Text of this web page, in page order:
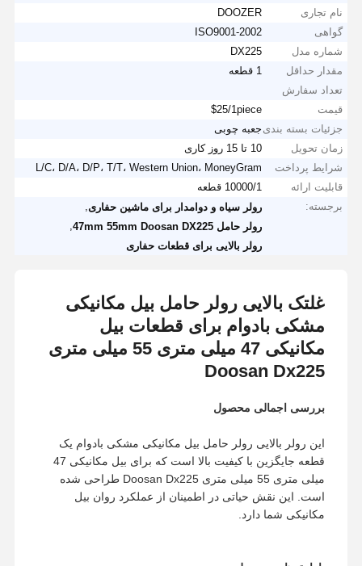
نام تجاری
DOOZER
گواهی
ISO9001-2002
شماره مدل
DX225
مقدار حداقل
تعداد سفارش
1 قطعه
قیمت
$25/1piece
جزئیات بسته بندی جعبه چوبی
زمان تحویل
10 تا 15 روز کاری
شرایط پرداخت
L/C، D/A، D/P، T/T، Western Union، MoneyGram
قابلیت ارائه
10000/1 قطعه
برجسته:
رولر سیاه و دوامدار برای ماشین حفاری
رولر حامل 47mm 55mm Doosan DX225
رولر بالایی برای قطعات حفاری
غلتک بالایی رولر حامل بیل مکانیکی
مشکی بادوام برای قطعات بیل
مکانیکی 47 میلی متری 55 میلی متری
Doosan Dx225
بررسی اجمالی محصول
این رولر بالایی رولر حامل بیل مکانیکی مشکی بادوام یک
قطعه جایگزین با کیفیت بالا است که برای بیل مکانیکی 47
میلی متری 55 میلی متری Doosan Dx225 طراحی شده
است. این نقش حیاتی در اطمینان از عملکرد روان بیل
مکانیکی شما دارد.